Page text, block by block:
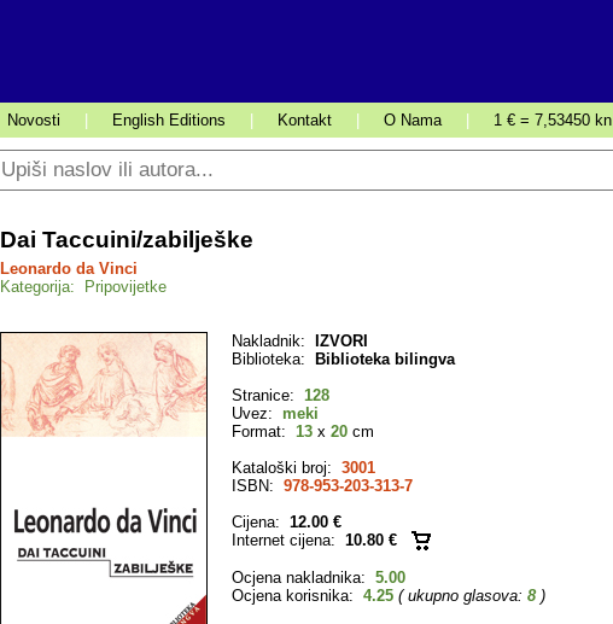
Novosti English Editions Kontakt O Nama 1 € = 7,53450 kn
Dai Taccuini/zabilješke
Leonardo da Vinci
Kategorija: Pripovijetke
Nakladnik:
IZVORI
Biblioteka:
Biblioteka bilingva
Stranice: 128
Uvez: meki
Format: 13 x 20 cm
Kataloški broj: 3001
ISBN: 978-953-203-313-7
Cijena: 12.00 €
Internet cijena: 10.80 €
Ocjena nakladnika: 5.00
Ocjena korisnika: 4.25 ( ukupno glasova: 8)